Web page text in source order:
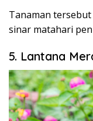
Tanaman
sinar matahari
5. Lantana